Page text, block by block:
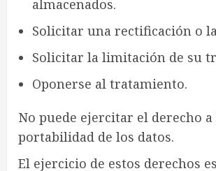
almacenados.
Solicitar una rectificación o
Solicitar la limitación de su
Oponerse al tratamiento.
No puede ejercitar el derecho a
portabilidad de los datos.
El ejercicio de estos derechos